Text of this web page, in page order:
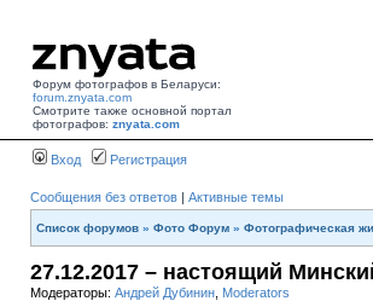
Форум фотографов в Беларуси:
forum.znyata.com
Смотрите также основной портал
фотографов: znyata.com
Вход Регистрация
Сообщения без ответов | Активные темы
Список форумов » Фото Форум » Фотографическая
27.12.2017 – настоящий
Модераторы: Андрей Дубинин Moderators